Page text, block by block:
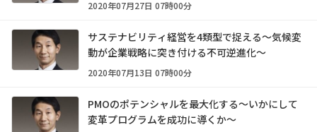
2020年07月27日 07時00分
サステナビリティ経営を4類型で捉える～気候変
動が企業戦略に突き付ける不可逆進化～
2020年07月13日 07時00分
PMOのポテンシャルを最大化する～いかにして
変革プログラムを成功に導くか～